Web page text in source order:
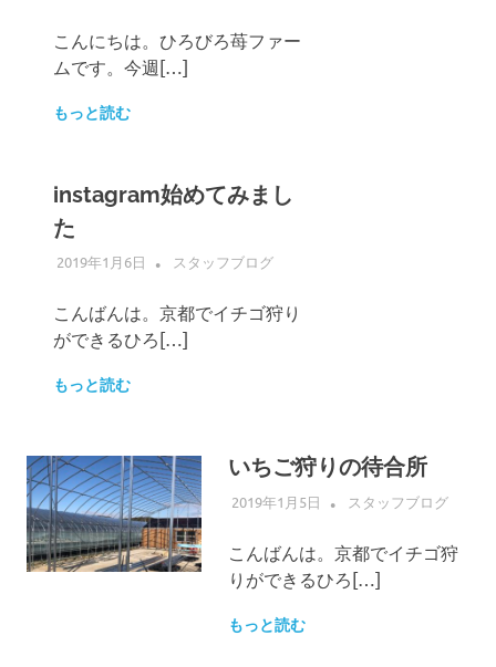
こんにちは。ひろびろ苺ファー
ムです。今週[…]
もっと読む
instagram始めてみまし
た
2019年1月6日 ADMIN
スタッフブログ
こんばんは。京都でイチゴ狩り
ができるひろ[…]
もっと読む
いちご狩りの待合所
2019年1月5日 ADMIN
スタッフブログ
こんばんは。京都でイチゴ狩
りができるひろ[…]
もっと読む